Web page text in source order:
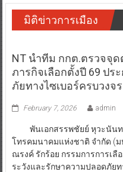
มิติข่าวการเมือง
NT นำทีม กกต.ตรวจจุด
ภารกิจเลือกตั้งปี 69 ปร
ภัยทางไซเบอร์ครบวงจร
February 7, 2026 admin
พันเอกสรรพชัยย์ หุวะนันท
โทรคมนาคมแห่งชาติ จำกัด (
ณรงค์ รักร้อย กรรมการการเ
ระวังและรักษาความปลอดภัย